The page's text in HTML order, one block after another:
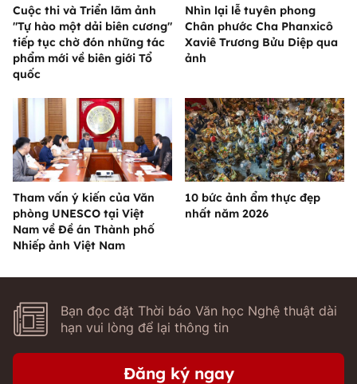
Cuộc thi và Triển lãm ảnh
"Tự hào một dải biên cương"
tiếp tục chờ đón những tác
phẩm mới về biên giới Tổ
quốc
Nhìn lại lễ tuyên phong
Chân phước Cha Phanxicô
Xaviê Trương Bửu Diệp qua
ảnh
Tham vấn ý kiến của Văn
phòng UNESCO tại Việt
Nam về Đề án Thành phố
Nhiếp ảnh Việt Nam
10 bức ảnh ẩm thực đẹp
nhất năm 2026
Bạn đọc đặt Thời báo Văn học Nghệ thuật dài
hạn vui lòng để lại thông tin
Đăng ký ngay